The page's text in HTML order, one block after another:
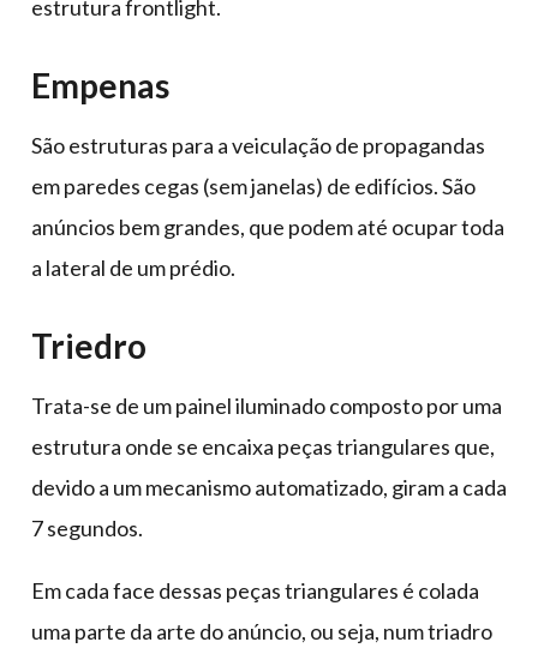
estrutura frontlight.
Empenas
São estruturas para a veiculação de propagandas
em paredes cegas (sem janelas) de edifícios. São
anúncios bem grandes, que podem até ocupar toda
a lateral de um prédio.
Triedro
Trata-se de um painel iluminado composto por uma
estrutura onde se encaixa peças triangulares que,
devido a um mecanismo automatizado, giram a cada
7 segundos.
Em cada face dessas peças triangulares é colada
uma parte da arte do anúncio, ou seja, num triadro